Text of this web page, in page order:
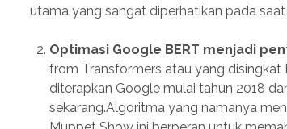
utama yang sangat diperhatikan pada
Optimasi Google BERT menjadi
from Transformers atau yang
diterapkan Google mulai tahun 2018
sekarang.Algoritma yang namanya